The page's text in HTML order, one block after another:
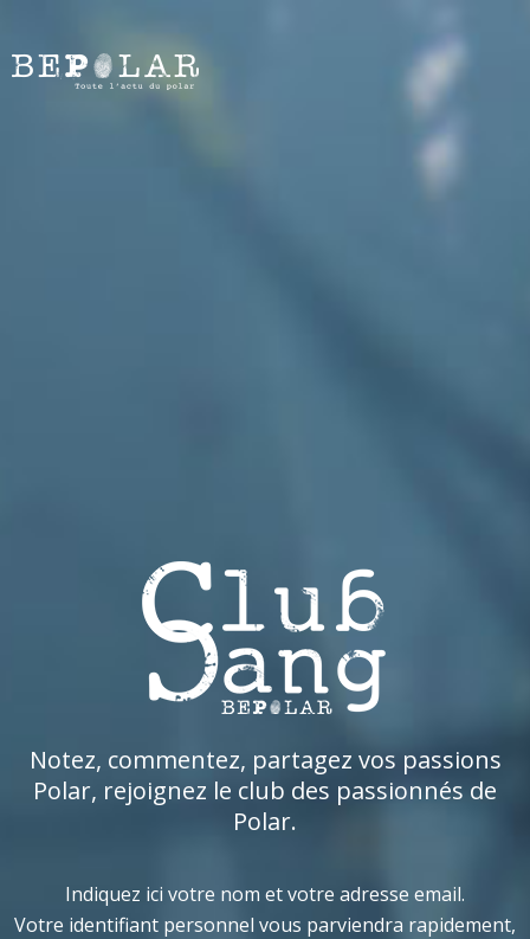
Notez, commentez, partagez vos passions
Polar, rejoignez le club des passionnés de
Polar.
Indiquez ici votre nom et votre adresse email.
Votre identifiant personnel vous parviendra rapidement,